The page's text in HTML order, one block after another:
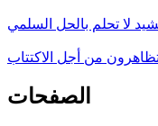
لا تحلم بالحل السلمي
من أجل الاكتتاب
الصفحات